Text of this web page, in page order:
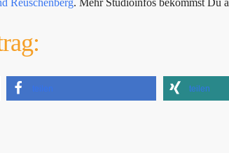
teilen teilen